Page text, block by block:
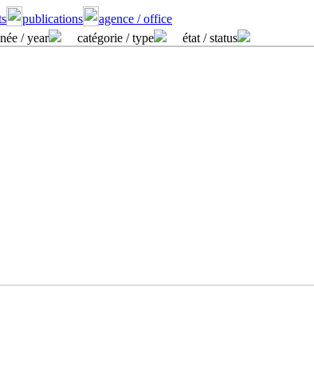
publications agence / office
/ year catégorie / type état / status